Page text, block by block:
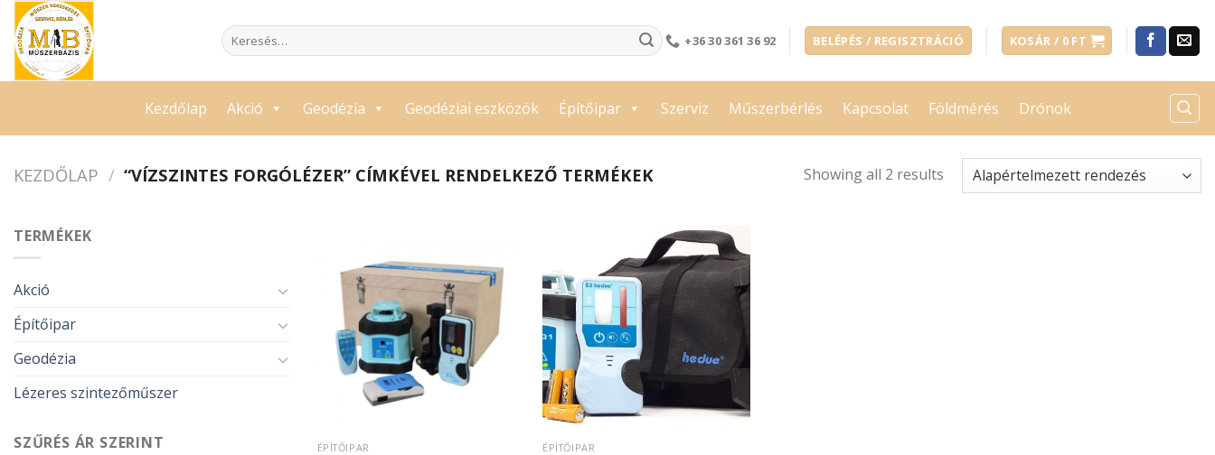
Skip
content
Keresés
a
+36 30 361 36 92 BELÉPÉS / REGISZTRÁCIÓ KOSÁR / 0 FT
Kezdőlap Akció Geodézia Geodéziai eszközök Építőipar Szerviz Műszerbérlés Kapcsolat Földmérés Drónok
KEZDŐLAP / “VÍZSZINTES FORGÓLÉZER” CÍMKÉVEL RENDELKEZŐ TERMÉKEK Showing all 2 results
TERMÉKEK
Akció
Építőipar
Geodézia
Lézeres szintezőműszer
SZŰRÉS ÁR SZERINT ÉPÍTŐIPAR ÉPÍTŐIPAR